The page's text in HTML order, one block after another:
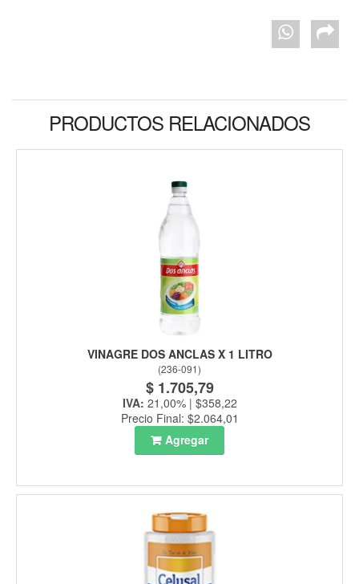
PRODUCTOS RELACIONADOS
VINAGRE DOS ANCLAS X 1 LITRO
(236-091)
$ 1.705,79
IVA: 21,00% | $358,22
Precio Final: $2.064,01
Agregar